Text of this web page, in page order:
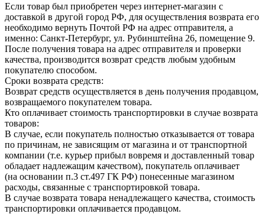
Если товар был приобретен через интернет-магазин с
доставкой в другой город РФ, для осуществления возврата его
необходимо вернуть Почтой РФ на адрес отправителя, а
именно: Санкт-Петербург, ул. Рубинштейна 26, помещение 9.
После получения товара на адрес отправителя и проверки
качества, производится возврат средств любым удобным
покупателю способом.
Сроки возврата средств:
Возврат средств осуществляется в день получения продавцом,
возвращаемого покупателем товара.
Кто оплачивает стоимость транспортировки в случае возврата
товаров:
В случае, если покупатель полностью отказывается от товара
по причинам, не зависящим от магазина и от транспортной
компании (т.е. курьер прибыл вовремя и доставленный товар
обладает надлежащим качеством), покупатель оплачивает
(на основании п.3 ст.497 ГК РФ) понесенные магазином
расходы, связанные с транспортировкой товара.
В случае возврата товара ненадлежащего качества, стоимость
транспортировки оплачивается продавцом.